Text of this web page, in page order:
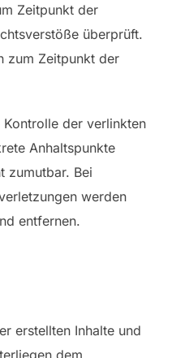
Zeitpunkt der
überprüft.
zum Zeitpunkt der
Kontrolle der verlinkten
Anhaltspunkte
zumutbar. Bei
werden
entfernen.
erstellten Inhalte und